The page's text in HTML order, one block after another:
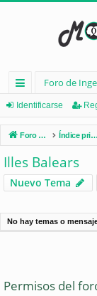
nl
ac
es
rá
pi
d
Foro de
Identificarse
Foro de Ingenieria Civil & Arquitectura Índice principal
Illes Balears
Nuevo Tema
No hay temas o
Permisos del